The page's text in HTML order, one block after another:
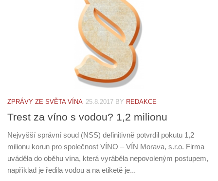
ZPRÁVY ZE SVĚTA VÍNA 25.8.2017 BY REDAKCE
Trest za víno s vodou? 1,2 milionu
Nejvyšší správní soud (NSS) definitivně potvrdil pokutu 1,2
milionu korun pro společnost VÍNO – VÍN Morava, s.r.o. Firma
uváděla do oběhu vína, která vyráběla nepovoleným postupem,
například je ředila vodou a na etiketě je...